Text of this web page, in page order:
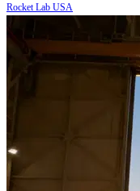
Rocket Lab USA